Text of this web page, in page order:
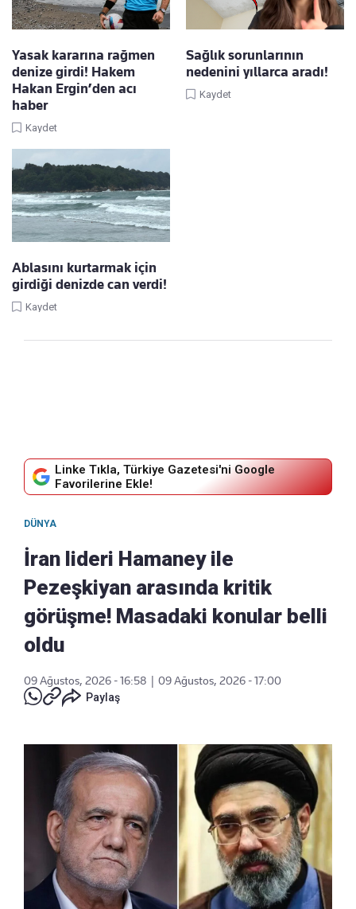
Yasak kararına rağmen
denize girdi! Hakem
Hakan Ergin’den acı
haber
Kaydet
Sağlık sorunlarının
nedenini yıllarca aradı!
Kaydet
Ablasını kurtarmak için
girdiği denizde can verdi!
Kaydet
Linke Tıkla, Türkiye Gazetesi'ni Google
Favorilerine Ekle!
DÜNYA
İran lideri Hamaney ile
Pezeşkiyan arasında kritik
görüşme! Masadaki konular belli
oldu
09 Ağustos, 2026 - 16:58
09 Ağustos, 2026 - 17:00
Paylaş